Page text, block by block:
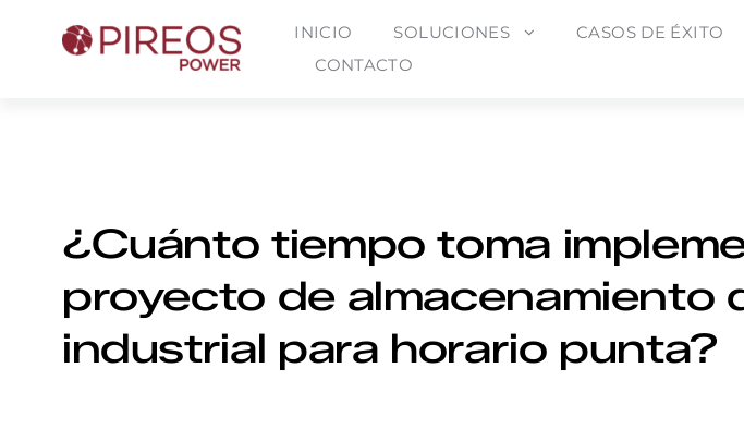
INICIO SOLUCIONES CASOS DE ÉXITO
CONTACTO
¿Cuánto tiempo toma
proyecto de almacenamiento
industrial para horario punta?